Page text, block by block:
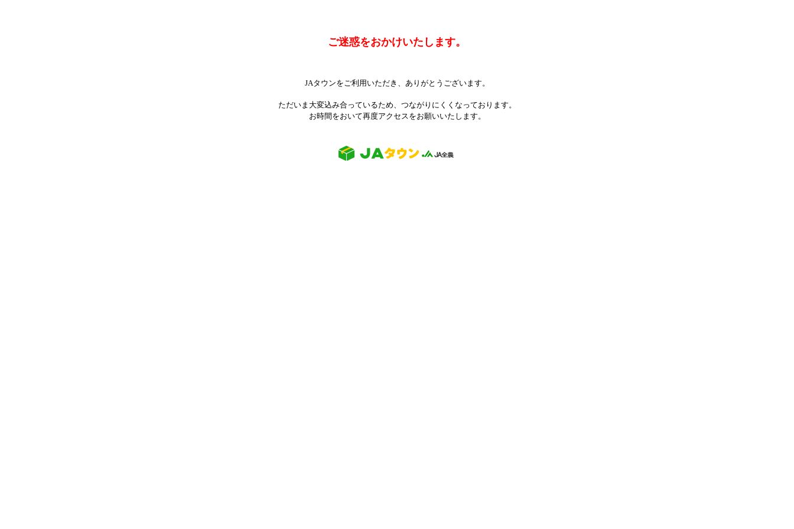
ご迷惑をおかけいたします。
JAタウンをご利用いただき、ありがとうございます。
ただいま大変込み合っているため、つながりにくくなっております。
お時間をおいて再度アクセスをお願いいたします。